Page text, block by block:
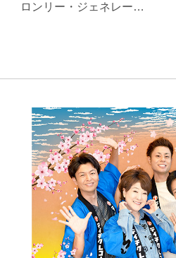
ロンリー・ジェネレー…